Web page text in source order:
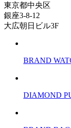
東京都中央区
銀座3-8-12
大広朝日ビル3F
BRAND
DIAMOND